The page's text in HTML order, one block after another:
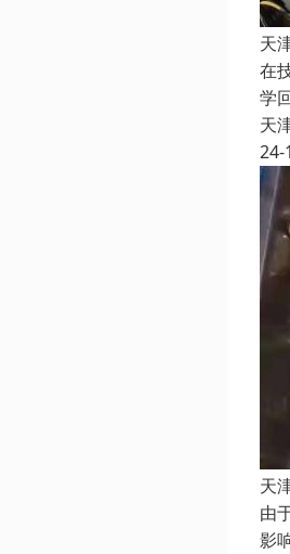
天
在
学
天
24-
天
由
影